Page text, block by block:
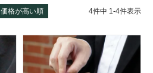
価格が高い順 4件中 1 -4件表示